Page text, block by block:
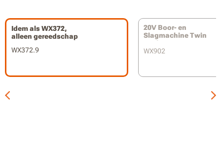
Idem als WX372,
alleen gereedschap
WX372.9
20V Boor- en
Slagmachine Twin
Pack
WX902